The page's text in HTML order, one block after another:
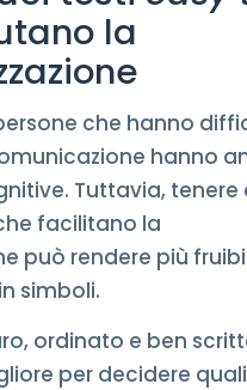
la
che hanno
hanno
Tuttavia, tenere
facilitano la
può rendere più
simboli.
ordinato e ben
per decidere quali